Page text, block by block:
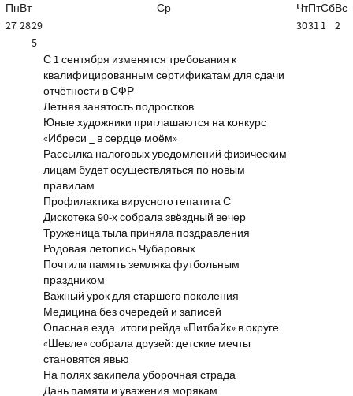
ПнВт Ср ЧтПтСбВс
27 2829 30311 2
5
С 1 сентября изменятся требования к
квалифицированным сертификатам для сдачи
отчётности в СФР
Летняя занятость подростков
Юные художники приглашаются на конкурс
«Ибреси _ в сердце моём»
Рассылка налоговых уведомлений физическим
лицам будет осуществляться по новым
правилам
Профилактика вирусного гепатита С
Дискотека 90-х собрала звёздный вечер
Труженица тыла приняла поздравления
Родовая летопись Чубаровых
Почтили память земляка футбольным
праздником
Важный урок для старшего поколения
Медицина без очередей и записей
Опасная езда: итоги рейда «Питбайк» в округе
«Шевле» собрала друзей: детские мечты
становятся явью
На полях закипела уборочная страда
Дань памяти и уважения морякам